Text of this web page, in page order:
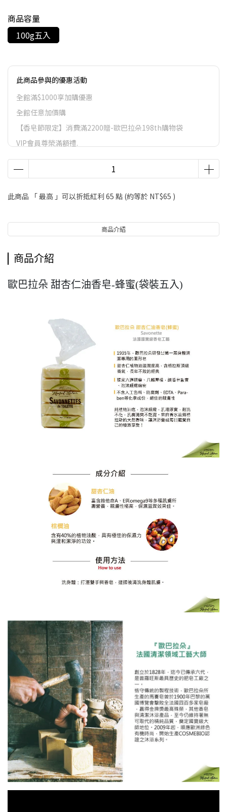
商品容量
100g五入
此商品參與的優惠活動
全館滿$1000享加購優惠
全館任意加價購
【香皂節限定】消費滿2200贈-歐巴拉朵198th購物袋
VIP會員尊榮滿額禮.
VIP會員尊榮滿額禮
此商品 「 最高 」可以折抵紅利 65 點 (約等於 NT$65 )
商品介紹
商品介紹
歐巴拉朵 甜杏仁油香皂-蜂蜜(袋裝五入)